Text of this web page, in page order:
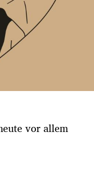
vor allem